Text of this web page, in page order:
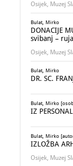
Osijek, Muzej
Bulat, Mirko
DONACIJE
svibanj –
Osijek, Muzej
Bulat, Mirko
DR. SC.
Bulat, Mirko
IZ
Bulat, Mirko
IZLOŽBA
Osijek, Muzej